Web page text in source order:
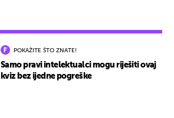
POKAŽITE ŠTO ZNATE!
Samo pravi intelektualci mogu riješiti ovaj
kviz bez ijedne pogreške